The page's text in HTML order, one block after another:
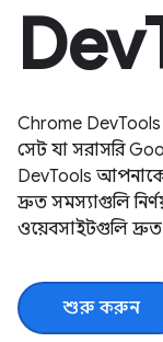
Chrome
সেট যা সরাসরি
DevTools
দ্রুত সমস্যাগুলি
ওয়েবসাইটগুলি
শুরু করুন